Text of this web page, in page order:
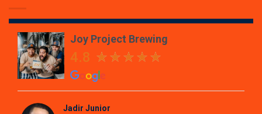
Brewing
Joy Project Brewing
4.8
Jadir Junior